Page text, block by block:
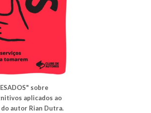
sobre
aplicados ao
autor Rian Dutra.